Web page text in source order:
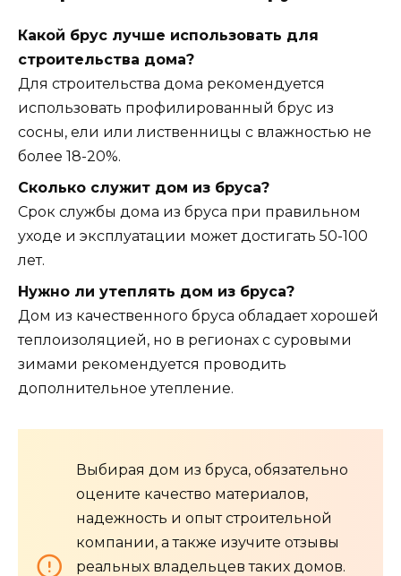
Какой брус лучше использовать для
строительства дома?
Для строительства дома рекомендуется
использовать профилированный брус из
сосны, ели или лиственницы с влажностью не
более 18-20%.
Сколько служит дом из бруса?
Срок службы дома из бруса при правильном
уходе и эксплуатации может достигать 50-100
лет.
Нужно ли утеплять дом из бруса?
Дом из качественного бруса обладает хорошей
теплоизоляцией, но в регионах с суровыми
зимами рекомендуется проводить
дополнительное утепление.
Выбирая дом из бруса, обязательно
оцените качество материалов,
надежность и опыт строительной
компании, а также изучите отзывы
реальных владельцев таких домов.